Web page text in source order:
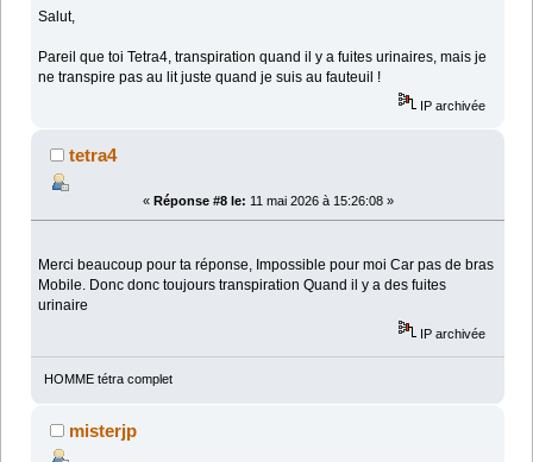
Salut,
Pareil que toi Tetra4, transpiration quand il y a fuites urinaires, mais je
ne transpire pas au lit juste quand je suis au fauteuil !
IP archivée
tetra4
« Réponse #8 le: 11 mai 2026 à 15:26:08 »
Merci beaucoup pour ta réponse, Impossible pour moi Car pas de bras
Mobile. Donc donc toujours transpiration Quand il y a des fuites
urinaire
IP archivée
HOMME tétra complet
misterjp